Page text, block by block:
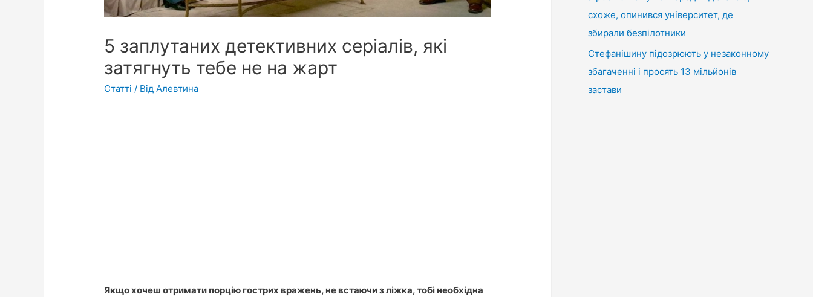
5 заплутаних детективних серіалів, які
затягнуть тебе не на жарт
Статті / ВідАлевтина
Якщо хочеш отримати порцію гострих вражень, не встаючи з ліжка, тобі необхідна
схоже, опинився університет, де
збирали безпілотники
Стефанішину підозрюють у незаконному
збагаченні і просять 13 мільйонів
застави